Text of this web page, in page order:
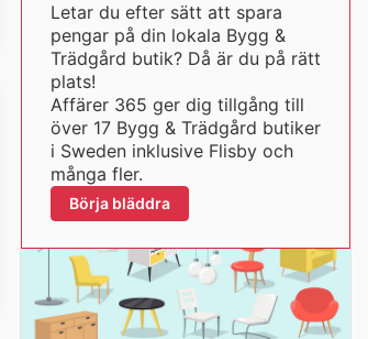
Letar du efter sätt att spara
pengar på din lokala Bygg &
Trädgård butik? Då är du på rätt
plats!
Affärer 365 ger dig tillgång till
över 17 Bygg & Trädgård butiker
i Sweden inklusive Flisby och
många fler.
Börja bläddra